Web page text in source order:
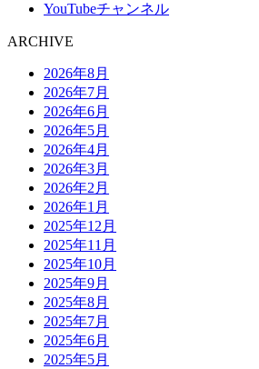
YouTubeチャンネル
ARCHIVE
2026年8月
2026年7月
2026年6月
2026年5月
2026年4月
2026年3月
2026年2月
2026年1月
2025年12月
2025年11月
2025年10月
2025年9月
2025年8月
2025年7月
2025年6月
2025年5月